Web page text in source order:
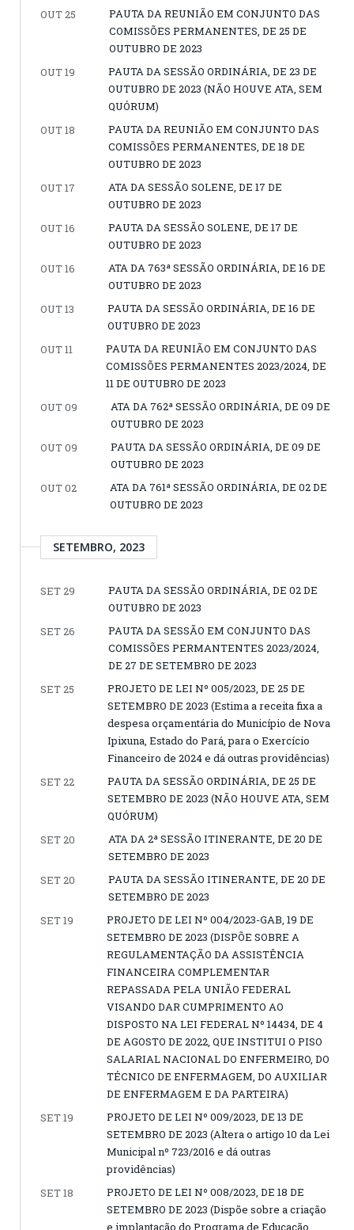
OUT 25
PAUTA DA REUNIÃO EM CONJUNTO DAS
COMISSÕES PERMANENTES, DE 25 DE
OUTUBRO DE 2023
OUT 19
PAUTA DA SESSÃO ORDINÁRIA, DE 23 DE
OUTUBRO DE 2023 (NÃO HOUVE ATA, SEM
QUÓRUM)
OUT 18
PAUTA DA REUNIÃO EM CONJUNTO DAS
COMISSÕES PERMANENTES, DE 18 DE
OUTUBRO DE 2023
OUT 17
ATA DA SESSÃO SOLENE, DE 17 DE
OUTUBRO DE 2023
OUT 16
PAUTA DA SESSÃO SOLENE, DE 17 DE
OUTUBRO DE 2023
OUT 16
ATA DA 763ª SESSÃO ORDINÁRIA, DE 16 DE
OUTUBRO DE 2023
OUT 13
PAUTA DA SESSÃO ORDINÁRIA, DE 16 DE
OUTUBRO DE 2023
OUT 11
PAUTA DA REUNIÃO EM CONJUNTO DAS
COMISSÕES PERMANENTES 2023/2024, DE
11 DE OUTUBRO DE 2023
OUT 09
ATA DA 762ª SESSÃO ORDINÁRIA, DE 09 DE
OUTUBRO DE 2023
OUT 09
PAUTA DA SESSÃO ORDINÁRIA, DE 09 DE
OUTUBRO DE 2023
OUT 02
ATA DA 761ª SESSÃO ORDINÁRIA, DE 02 DE
OUTUBRO DE 2023
SETEMBRO, 2023
SET 29
PAUTA DA SESSÃO ORDINÁRIA, DE 02 DE
OUTUBRO DE 2023
SET 26
PAUTA DA SESSÃO EM CONJUNTO DAS
COMISSÕES PERMANTENTES 2023/2024,
DE 27 DE SETEMBRO DE 2023
SET 25
PROJETO DE LEI Nº 005/2023, DE 25 DE
SETEMBRO DE 2023 (Estima a receita fixa a
despesa orçamentária do Município de Nova
Ipixuna, Estado do Pará, para o Exercício
Financeiro de 2024 e dá outras providências)
SET 22
PAUTA DA SESSÃO ORDINÁRIA, DE 25 DE
SETEMBRO DE 2023 (NÃO HOUVE ATA, SEM
QUÓRUM)
SET 20
ATA DA 2ª SESSÃO ITINERANTE, DE 20 DE
SETEMBRO DE 2023
SET 20
PAUTA DA SESSÃO ITINERANTE, DE 20 DE
SETEMBRO DE 2023
SET 19
PROJETO DE LEI Nº 004/2023-GAB, 19 DE
SETEMBRO DE 2023 (DISPÕE SOBRE A
REGULAMENTAÇÃO DA ASSISTÊNCIA
FINANCEIRA COMPLEMENTAR
REPASSADA PELA UNIÃO FEDERAL
VISANDO DAR CUMPRIMENTO AO
DISPOSTO NA LEI FEDERAL Nº 14434, DE 4
DE AGOSTO DE 2022, QUE INSTITUI O PISO
SALARIAL NACIONAL DO ENFERMEIRO, DO
TÉCNICO DE ENFERMAGEM, DO AUXILIAR
DE ENFERMAGEM E DA PARTEIRA)
SET 19
PROJETO DE LEI Nº 009/2023, DE 13 DE
SETEMBRO DE 2023 (Altera o artigo 10 da Lei
Municipal nº 723/2016 e dá outras
providências)
SET 18
PROJETO DE LEI Nº 008/2023, DE 18 DE
SETEMBRO DE 2023 (Dispõe sobre a criação
e implantação do Programa de Educação